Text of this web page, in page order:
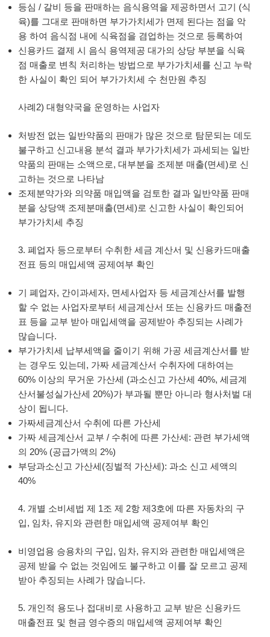
등심 / 갈비 등을 판매하는 음식용역을 제공하면서 고기 (식
육)를 그대로 판매하면 부가가치세가 면제 된다는 점을 악
용 하여 음식점 내에 식육점을 겸업하는 것으로 등록하여
신용카드 결제 시 음식 용역제공 대가의 상당 부분을 식육
점 매출로 변칙 처리하는 방법으로 부가가치세를 신고 누락
한 사실이 확인 되어 부가가치세 수 천만원 추징
사례2) 대형약국을 운영하는 사업자
처방전 없는 일반약품의 판매가 많은 것으로 탐문되는 데도
불구하고 신고내용 분석 결과 부가가치세가 과세되는 일반
약품의 판매는 소액으로, 대부분을 조제분 매출(면세)로 신
고하는 것으로 나타남
조제분약가와 의약품 매입액을 검토한 결과 일반약품 판매
분을 상당액 조제분매출(면세)로 신고한 사실이 확인되어
부가가치세 추징
3. 폐업자 등으로부터 수취한 세금 계산서 및 신용카드매출
전표 등의 매입세액 공제여부 확인
기 폐업자, 간이과세자, 면세사업자 등 세금계산서를 발행
할 수 없는 사업자로부터 세금계산서 또는 신용카드 매출전
표 등을 교부 받아 매입세액을 공제받아 추징되는 사례가
많습니다.
부가가치세 납부세액을 줄이기 위해 가공 세금계산서를 받
는 경우도 있는데, 가짜 세금계산서 수취자에 대하여는
60% 이상의 무거운 가산세 (과소신고 가산세 40%, 세금계
산서불성실가산세 20%)가 부과될 뿐만 아니라 형사처벌 대
상이 됩니다.
가짜세금계산서 수취에 따른 가산세
가짜 세금계산서 교부 / 수취에 따른 가산세: 관련 부가세액
의 20% (공급가액의 2%)
부당과소신고 가산세(징벌적 가산세): 과소 신고 세액의
40%
4. 개별 소비세법 제 1조 제 2항 제3호에 따른 자동차의 구
입, 임차, 유지와 관련한 매입세액 공제여부 확인
비영업용 승용차의 구입, 임차, 유지와 관련한 매입세액은
공제 받을 수 없는 것임에도 불구하고 이를 잘 모르고 공제
받아 추징되는 사례가 많습니다.
5. 개인적 용도나 접대비로 사용하고 교부 받은 신용카드
매출전표 및 현금 영수증의 매입세액 공제여부 확인